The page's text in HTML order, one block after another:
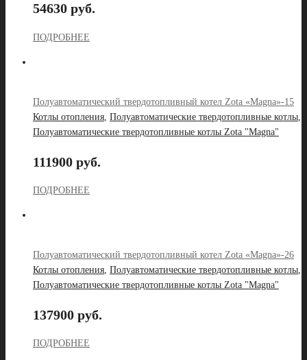
54630 руб.
ПОДРОБНЕЕ
Полуавтоматический твердотопливный котел Zota «Magna»-15
Котлы отопления Полуавтоматические твердотопливные котлы
Полуавтоматические твердотопливные котлы Zota "Magna"
111900 руб.
ПОДРОБНЕЕ
Полуавтоматический твердотопливный котел Zota «Magna»-26
Котлы отопления, Полуавтоматические твердотопливные котлы,
Полуавтоматические твердотопливные котлы Zota "Magna"
137900 руб.
ПОДРОБНЕЕ